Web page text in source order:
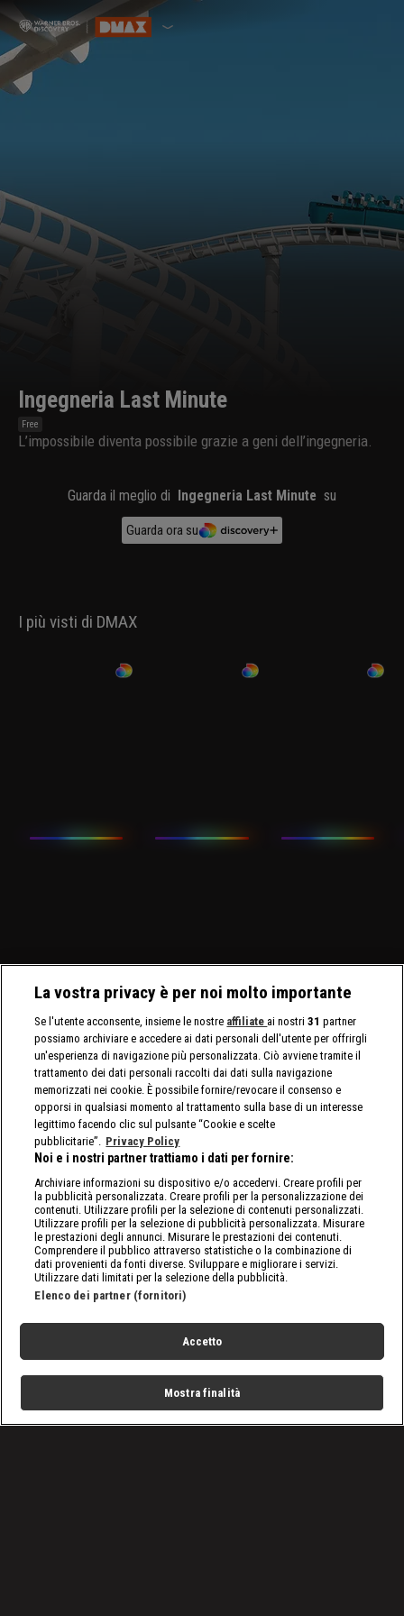
Ingegneria Last Minute
Free
L’impossibile diventa possibile grazie a geni dell’ingegneria.
Guarda il meglio di Ingegneria Last Minute su
Guarda ora su
I più visti di DMAX
La vostra privacy è per noi molto importante
Se l'utente acconsente, insieme le nostre affiliate ai nostri31 partner
possiamo archiviare e accedere ai dati personali dell'utente per offrirgli
un'esperienza di navigazione più personalizzata. Ciò avviene tramite il
trattamento dei dati personali raccolti dai dati sulla navigazione
memorizzati nei cookie. È possibile fornire/revocare il consenso e
opporsi in qualsiasi momento al trattamento sulla base di un interesse
legittimo facendo clic sul pulsante “Cookie e scelte
pubblicitarie”. Privacy Policy
Noi e i nostri partner trattiamo i dati per fornire:
Archiviare informazioni su dispositivo e/o accedervi. Creare profili per
la pubblicità personalizzata. Creare profili per la personalizzazione dei
contenuti. Utilizzare profili per la selezione di contenuti personalizzati.
Utilizzare profili per la selezione di pubblicità personalizzata. Misurare
le prestazioni degli annunci. Misurare le prestazioni dei contenuti.
Comprendere il pubblico attraverso statistiche o la combinazione di
dati provenienti da fonti diverse. Sviluppare e migliorare i servizi.
Utilizzare dati limitati per la selezione della pubblicità.
Elenco dei partner (fornitori)
Accetto
Mostra finalità